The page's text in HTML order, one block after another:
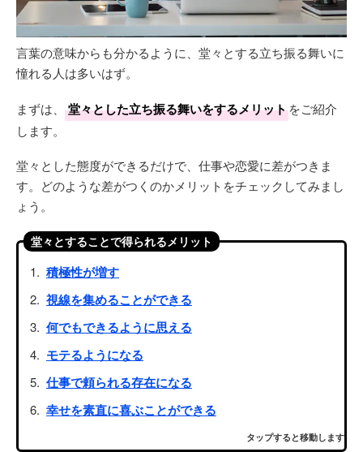
言葉の意味からも分かるように、堂々とする立ち振る舞いに
憧れる人は多いはず。
まずは、 堂々とした立ち振る舞いをするメリットをご紹介
します。
堂々とした態度ができるだけで、仕事や恋愛に差がつきま
す。どのような差がつくのかメリットをチェックしてみまし
ょう。
堂々とすることで得られるメリット
積極性が増す
視線を集めることができる
何でもできるように思える
モテるようになる
仕事で頼られる存在になる
幸せを素直に喜ぶことができる
タップすると移動します